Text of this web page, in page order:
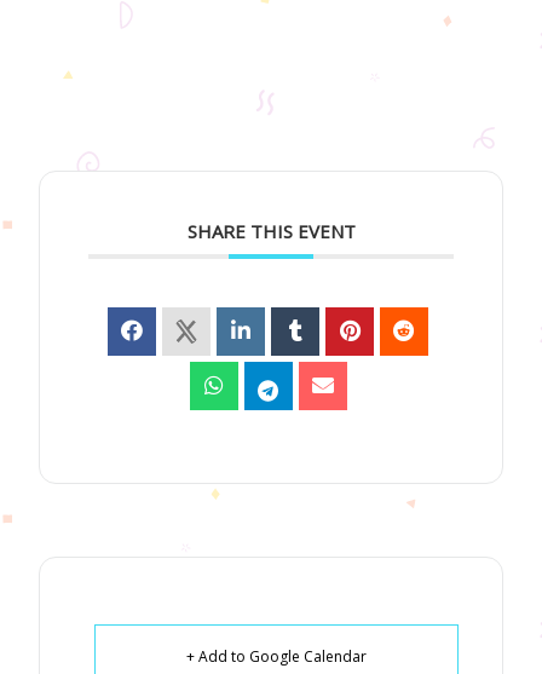
SHARE THIS EVENT
+ Add to Google Calendar